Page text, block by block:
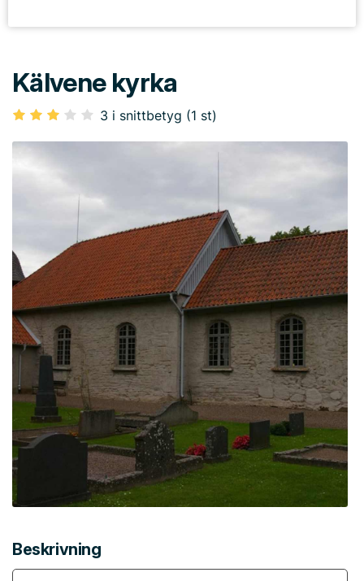
Kälvene kyrka
3 i snittbetyg (1 st)
Beskrivning